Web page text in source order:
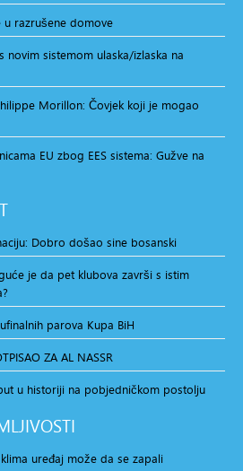
u razrušene domove
novim sistemom ulaska/izlaska na
Morillon: Čovjek koji je mogao
EU zbog EES sistema: Gužve na
Dobro došao sine bosanski
je da pet klubova završi s istim
parova Kupa BiH
ZA AL NASSR
u historiji na pobjedničkom postolju
uređaj može da se zapali